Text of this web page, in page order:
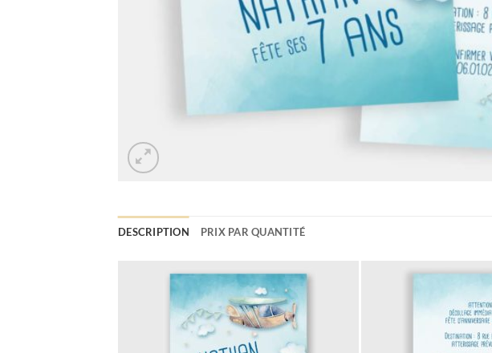
DESCRIPTION PRIX PAR QUANTITÉ